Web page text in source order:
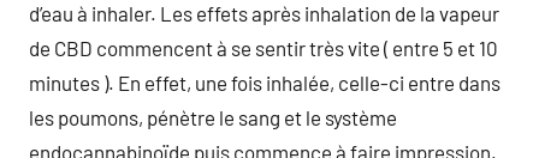
d’eau à inhaler. Les effets après inhalation de la vapeur
de CBD commencent à se sentir très vite ( entre 5 et 10
minutes ). En effet, une fois inhalée, celle-ci entre dans
les poumons, pénètre le sang et le système
endocannabinoïde puis commence à faire impression.